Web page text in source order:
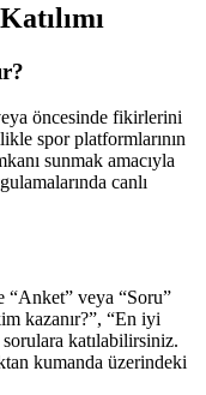
öncesinde fikirlerini
spor platformlarının
sunmak amacıyla
canlı
“Anket” veya “Soru”
kazanır?”, “En iyi
katılabilirsiniz.
kumanda üzerindeki